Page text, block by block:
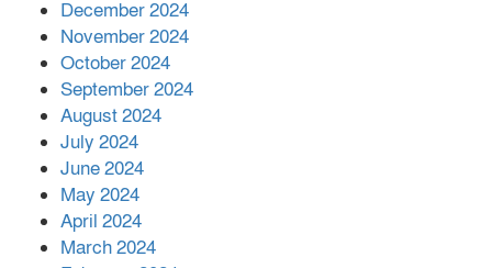
আহত ৪০
December 2024
November 2024
October 2024
September 2024
August 2024
July 2024
June 2024
May 2024
April 2024
March 2024